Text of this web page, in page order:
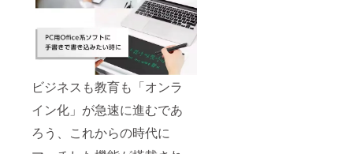
ビジネスも教育も「オンラ
イン化」が急速に進むであ
ろう、これからの時代に